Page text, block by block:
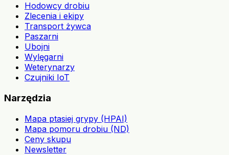
Hodowcy drobiu
Zlecenia i ekipy
Transport żywca
Paszarni
Ubojni
Wylęgarni
Weterynarzy
Czujniki IoT
Narzędzia
Mapa ptasiej grypy (HPAI)
Mapa pomoru drobiu (ND)
Ceny skupu
Newsletter